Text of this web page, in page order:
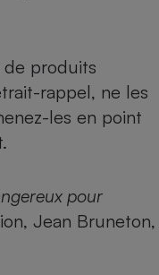
de produits
rappel, ne les
les en point
pour
Jean Bruneton,